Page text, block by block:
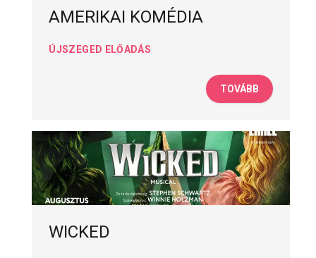
AMERIKAI KOMÉDIA
ÚJSZEGED ELŐADÁS
TOVÁBB
WICKED